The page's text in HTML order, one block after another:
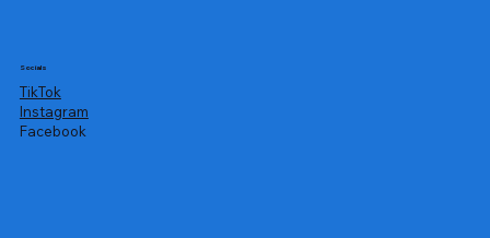
Socials
TikTok
Instagram
Facebook